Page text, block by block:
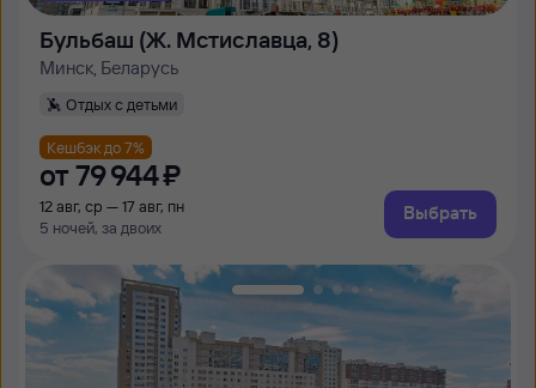
Бульбаш (Ж. Мстиславца, 8)
Минск, Беларусь
Отдых с детьми
Кешбэк до 7%
от 79 ⁠944 ⁠₽
12 авг, ср — 17 авг, пн
5 ночей, за двоих
Выбрать